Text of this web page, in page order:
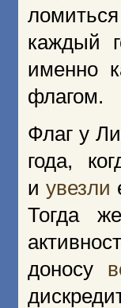
каждый
именно
флагом.
Флаг у
года,
и увезли
Тогда
доносу